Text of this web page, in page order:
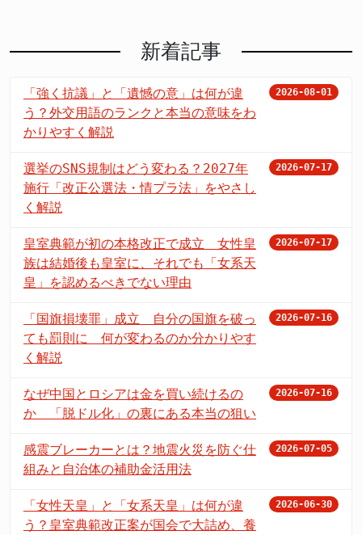
新着記事
「強く抗議」と「遺憾の意」は何が違
う？外交用語のランクと本当の意味をわ
かりやすく解説
2026-08-01
選挙のSNS規制はどう変わる？2027年
施行「改正公選法・情プラ法」をやさし
く解説
2026-07-17
皇室典範が初の本格改正で成立 女性皇
族は結婚後も皇室に、それでも「女系天
皇」を認めるべきでない理由
2026-07-17
「国旗損壊罪」成立 自分の国旗を破っ
ても罰則に 何が変わるのか分かりやす
く解説
2026-07-16
なぜ中国とロシアは金を買い続けるの
か 「脱ドル化」の裏にある本当の狙い
2026-07-16
感震ブレーカーとは？地震火災を防ぐ仕
組みと自治体の補助金活用法
2026-07-05
「女性天皇」と「女系天皇」は何が違
う？皇室典範改正案が国会で大詰め、養
2026-06-30